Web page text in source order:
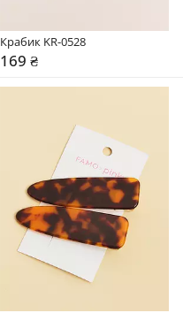
Крабик KR-0528
169 ₴